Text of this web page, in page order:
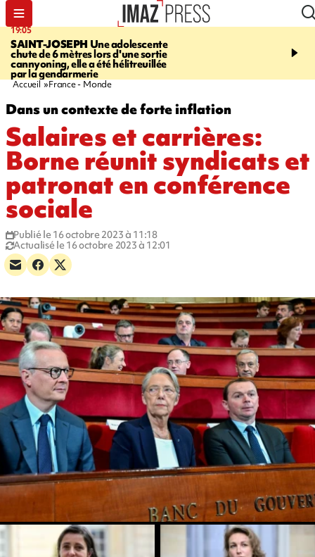
19:05
SAINT-JOSEPH Une adolescente
chute de 6 mètres lors d'une sortie
cannyoning, elle a été hélitreuillée
par la gendarmerie
20:44
rouée de coups,
Accueil France - Monde
Dans un contexte de forte inflation
Salaires et carrières:
Borne réunit syndicats et
patronat en conférence
sociale
Publié le 16 octobre 2023 à 11:18
Actualisé le 16 octobre 2023 à 12:01